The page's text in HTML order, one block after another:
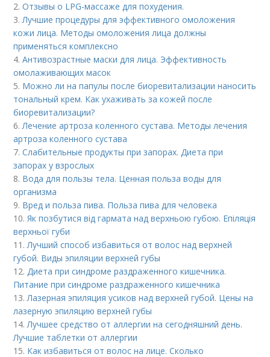
2.Отзывы о LPG-массаже для похудения.
3.Лучшие процедуры для эффективного омоложения
кожи лица. Методы омоложения лица должны
применяться комплексно
4.Антивозрастные маски для лица. Эффективность
омолаживающих масок
5. Можно ли на папулы после биоревитализации наносить
тональный крем. Как ухаживать за кожей после
биоревитализации?
6.Лечение артроза коленного сустава. Методы лечения
артроза коленного сустава
7.Слабительные продукты при запорах. Диета при
запорах у взрослых
8. Вода для пользы тела. Ценная польза воды для
организма
9. Вред и польза пива. Польза пива для человека
10.Як позбутися від гармата над верхньою губою. Епіляція
верхньої губи
11.Лучший способ избавиться от волос над верхней
губой. Виды эпиляции верхней губы
12.Диета при синдроме раздраженного кишечника.
Питание при синдроме раздраженного кишечника
13.Лазерная эпиляция усиков над верхней губой. Цены на
лазерную эпиляцию верхней губы
14.Лучшее средство от аллергии на сегодняшний день.
Лучшие таблетки от аллергии
15. Как избавиться от волос на лице. Сколько